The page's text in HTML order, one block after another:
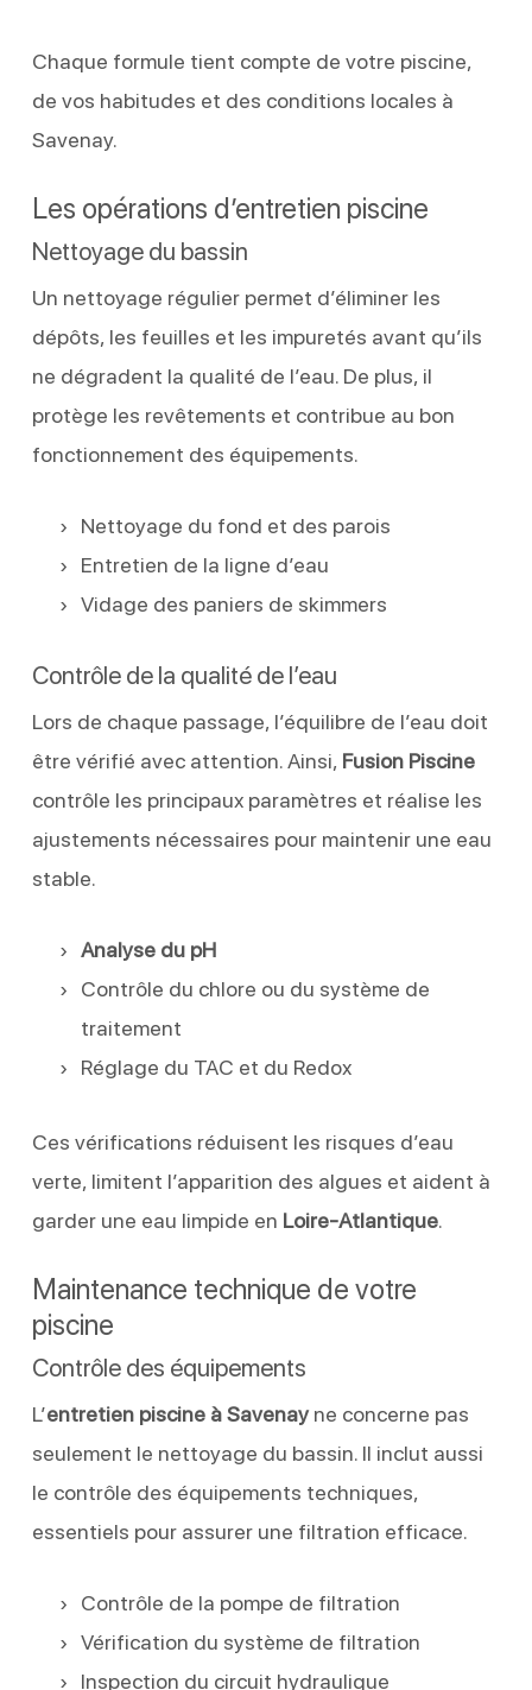
Chaque formule tient compte de votre piscine,
de vos habitudes et des conditions locales à
Savenay.
Les opérations d’entretien piscine
Nettoyage du bassin
Un nettoyage régulier permet d’éliminer les
dépôts, les feuilles et les impuretés avant qu’ils
ne dégradent la qualité de l’eau. De plus, il
protège les revêtements et contribue au bon
fonctionnement des équipements.
Nettoyage du fond et des parois
Entretien de la ligne d’eau
Vidage des paniers de skimmers
Contrôle de la qualité de l’eau
Lors de chaque passage, l’équilibre de l’eau doit
être vérifié avec attention. Ainsi, Fusion Piscine
contrôle les principaux paramètres et réalise les
ajustements nécessaires pour maintenir une eau
stable.
Analyse du pH
Contrôle du chlore ou du système de
traitement
Réglage du TAC et du Redox
Ces vérifications réduisent les risques d’eau
verte, limitent l’apparition des algues et aident à
garder une eau limpide en Loire-Atlantique.
Maintenance technique de votre
piscine
Contrôle des équipements
L’entretien piscine à Savenayne concerne pas
seulement le nettoyage du bassin. Il inclut aussi
le contrôle des équipements techniques,
essentiels pour assurer une filtration efficace.
Contrôle de la pompe de filtration
Vérification du système de filtration
Inspection du circuit hydraulique